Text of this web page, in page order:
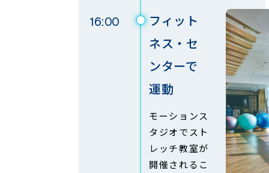
16:00
フィット
ネス・セ
ンターで
運動
モーションス
タジオでスト
レッチ教室が
開催されるこ